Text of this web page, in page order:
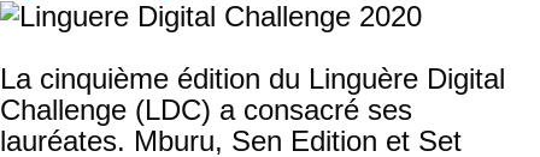
La cinquième édition du Linguère Digital
Challenge (LDC) a consacré ses
lauréates. Mburu, Sen Edition et Set